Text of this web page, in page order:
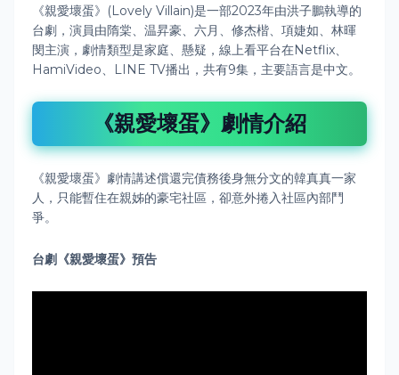
《親愛壞蛋》(Lovely Villain)是一部2023年由洪子鵬執導的
台劇，演員由隋棠、温昇豪、六月、修杰楷、項婕如、林暉
閔主演，劇情類型是家庭、懸疑，線上看平台在Netflix、
HamiVideo、LINE TV播出，共有9集，主要語言是中文。
《親愛壞蛋》劇情介紹
《親愛壞蛋》 劇情講述償還完債務後身無分文的韓真真一家
人，只能暫住在親姊的豪宅社區，卻意外捲入社區內部鬥
爭。
台劇《親愛壞蛋》預告